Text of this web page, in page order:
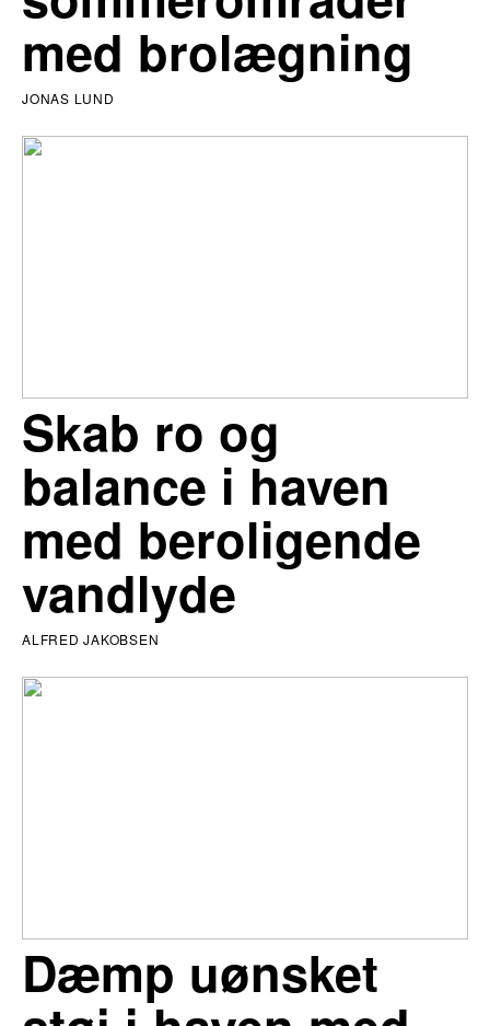
med brolægning
JONAS LUND
Skab ro og
balance i haven
med beroligende
vandlyde
ALFRED JAKOBSEN
Dæmp uønsket